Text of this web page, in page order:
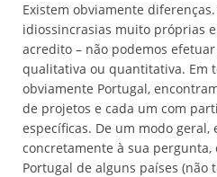
Existem obviamente
idiossincrasias muito próprias
acredito – não podemos
qualitativa ou quantitativa. Em
obviamente Portugal,
de projetos e cada um com
específicas. De um modo
concretamente à sua
Portugal de alguns países (não